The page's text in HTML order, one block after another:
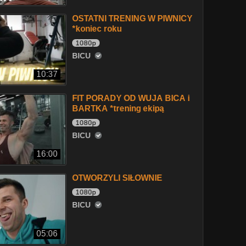
10:37
OSTATNI TRENING W PIWNICY
*koniec roku
1080p
BICU
16:00
FIT PORADY OD WUJA BICA i
BARTKA *trening ekipą
1080p
BICU
05:06
OTWORZYLI SIŁOWNIE
1080p
BICU